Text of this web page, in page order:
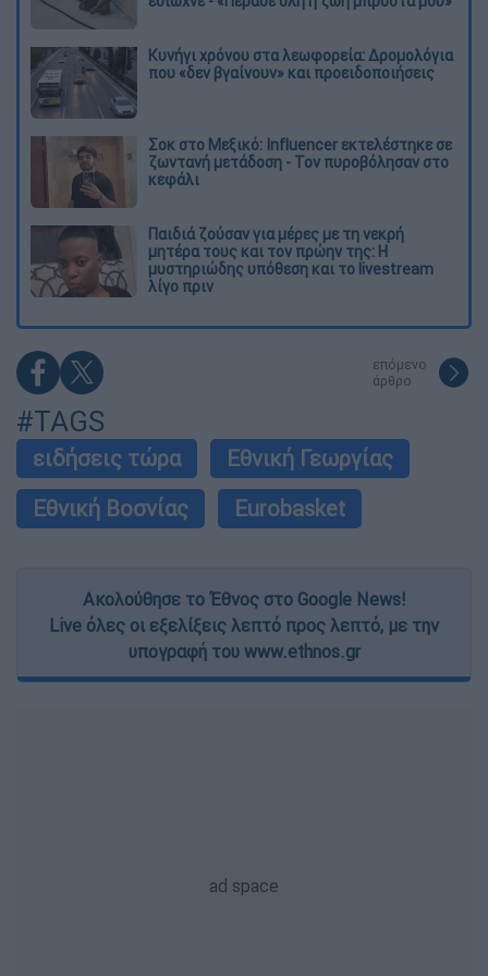
Κυνήγι χρόνου στα λεωφορεία: Δρομολόγια
που «δεν βγαίνουν» και προειδοποιήσεις
Σοκ στο Μεξικό: Influencer εκτελέστηκε σε
ζωντανή μετάδοση - Τον πυροβόλησαν στο
κεφάλι
Παιδιά ζούσαν για μέρες με τη νεκρή
μητέρα τους και τον πρώην της: Η
μυστηριώδης υπόθεση και το livestream
λίγο πριν
επόμενο
άρθρο
#TAGS
ειδήσεις τώρα
Εθνική Γεωργίας
Εθνική Βοσνίας
Eurobasket
Ακολούθησε το Έθνος στο Google News!
Live όλες οι εξελίξεις λεπτό προς λεπτό, με την
υπογραφή του www.ethnos.gr